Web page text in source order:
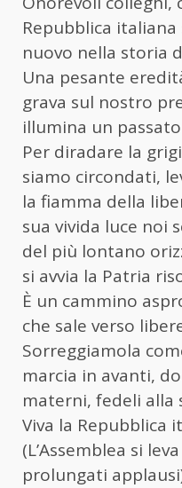
Repubblica
nuovo nella storia
Una pesante
grava sul nostro
illumina un
Per diradare la
siamo circondati,
la fiamma della
sua vivida luce noi
del più lontano
si avvia la Patria
È un cammino
che sale verso
Sorreggiamola
marcia in avanti,
materni, fedeli alla
Viva la Repubblica
(L’Assemblea si
prolungati